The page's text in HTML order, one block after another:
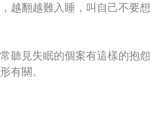
越翻越難入睡，叫自己不要
聽見失眠的個案有這樣的抱
有關。